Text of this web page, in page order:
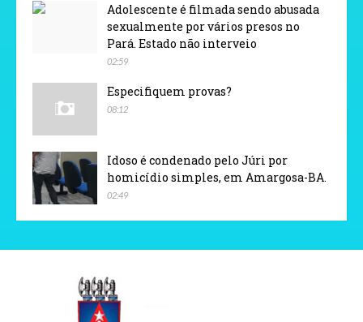
Adolescente é filmada sendo abusada
sexualmente por vários presos no
Pará. Estado não interveio
02:59
Especifiquem provas?
08:12
Idoso é condenado pelo Júri por
homicídio simples, em Amargosa-BA.
02:49